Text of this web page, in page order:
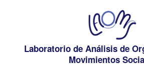
Laboratorio de Análisis de
Movimientos